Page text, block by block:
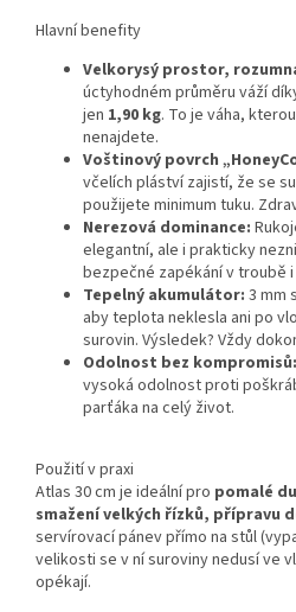
Hlavní benefity
Velkorysý prostor,
úctyhodném průměru váží
jen 1,90 kg. To je váha,
nenajdete.
Voštinový povrch
včelích pláství zajistí, že se
použijete minimum tuku.
Nerezová dominance:
elegantní, ale i prakticky
bezpečné zapékání v troubě
Tepelný akumulátor: 3 mm
aby teplota neklesla ani po
surovin. Výsledek? Vždy
Odolnost bez kompromisů:
vysoká odolnost proti
parťáka na celý život.
Použití v praxi
Atlas 30 cm je ideální pro pomalé
smažení velkých řízků, přípravu
servírovací pánev přímo na stůl
velikosti se v ní suroviny nedusí ve
opékají.